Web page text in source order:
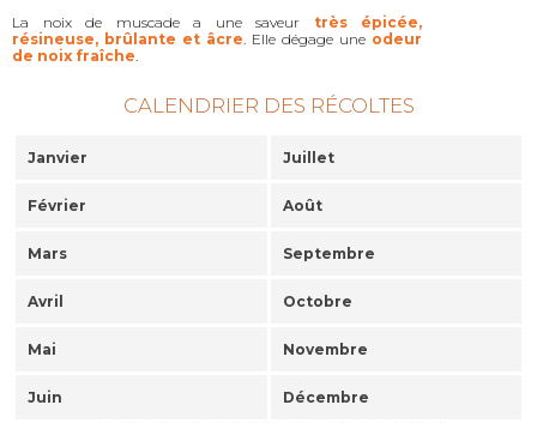
La noix de muscade a une saveur très épicée,
résineuse, brûlante et âcre. Elle dégage une odeur
de noix fraîche.
CALENDRIER DES RÉCOLTES
Janvier Juillet
Février Août
Mars Septembre
Avril Octobre
Mai Novembre
Juin Décembre